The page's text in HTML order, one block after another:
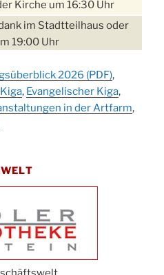
Kirche um 16:30 Uhr
im Stadtteilhaus oder
19:00 Uhr
Uhr
Stadtteilhaus
Gemeindehaus von 10-
um 18:00 Uhr in der
in der Kirche
2026 (PDF),
, Evangelischer Kiga,
in der Artfarm,